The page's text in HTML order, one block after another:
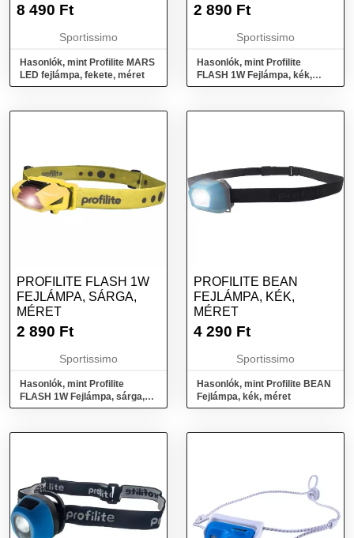
8 490 Ft
Sportissimo
Hasonlók, mint Profilite MARS
LED fejlámpa, fekete, méret
2 890 Ft
Sportissimo
Hasonlók, mint Profilite
FLASH 1W Fejlámpa, kék,
méret
PROFILITE FLASH 1W
FEJLÁMPA, SÁRGA,
MÉRET
2 890 Ft
Sportissimo
Hasonlók, mint Profilite
FLASH 1W Fejlámpa, sárga,
méret
PROFILITE BEAN
FEJLÁMPA, KÉK,
MÉRET
4 290 Ft
Sportissimo
Hasonlók, mint Profilite BEAN
Fejlámpa, kék, méret